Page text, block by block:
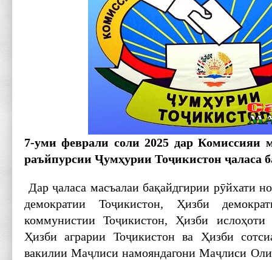
7-уми феврали соли 2025 дар Комиссияи
раъйпурсии Ҷумҳурии Тоҷикистон ҷаласа
Дар ҷаласа масъалаи бақайдгирии рӯйхати
демократии Тоҷикистон, Ҳизби
коммунистии Тоҷикистон, Ҳизби ислоҳоти
Ҳизби аграрии Тоҷикистон ва Ҳизби
вакилии Маҷлиси намояндагони Маҷлиси